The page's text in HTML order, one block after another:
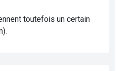
toutefois un certain